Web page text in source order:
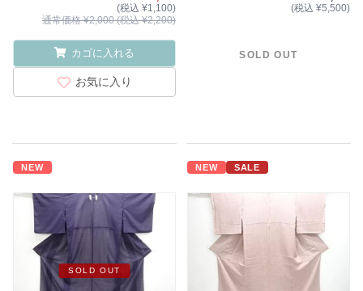
(税込 ¥1,100)
通常価格 ¥2,000 (税込 ¥2,200)
カゴに入れる
お気に入り
(税込 ¥5,500)
SOLD OUT
NEW
SOLD OUT
NEW SALE